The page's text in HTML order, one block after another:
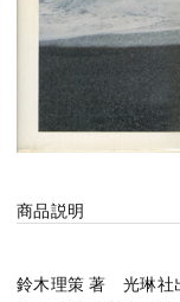
商品説明
鈴木理策 著 光琳